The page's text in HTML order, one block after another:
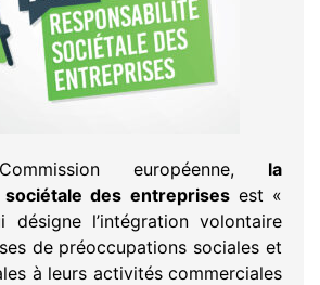
européenne, la
sociétale des entreprisesest «
désigne l’intégration volontaire
de préoccupations sociales et
à leurs activités commerciales